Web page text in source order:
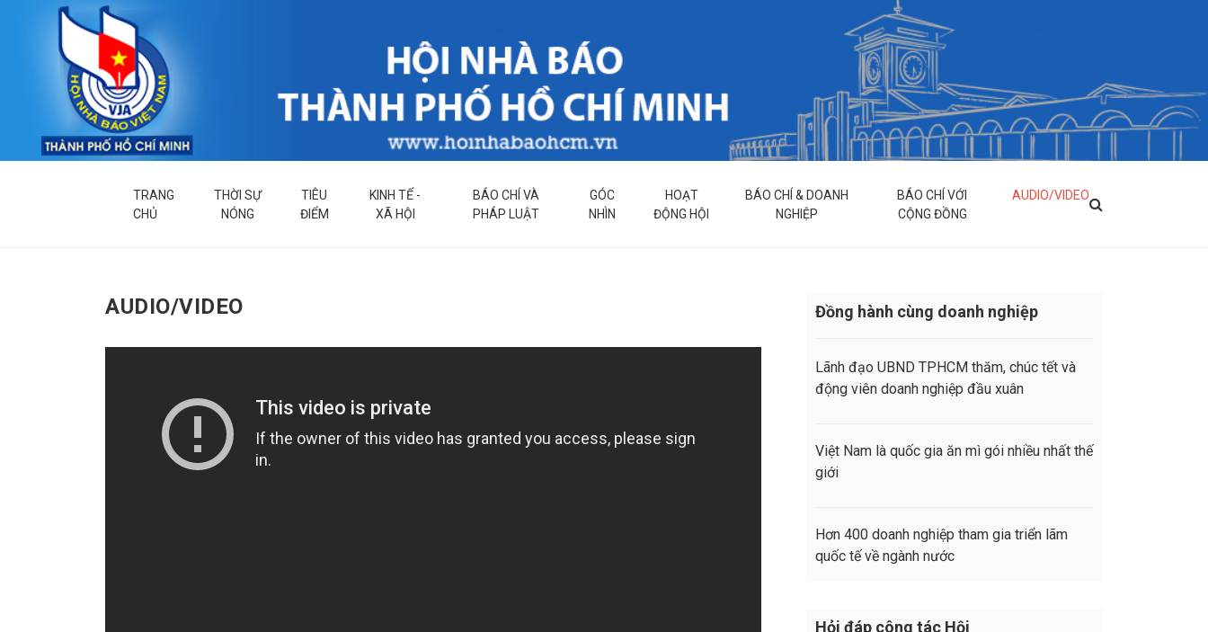
TRANG
CHỦ
THỜI SỰ
NÓNG
TIÊU
ĐIỂM
KINH TẾ -
XÃ HỘI
BÁO CHÍ VÀ
PHÁP LUẬT
GÓC
NHÌN
HOẠT
ĐỘNG HỘI
BÁO CHÍ & DOANH
NGHIỆP
BÁO CHÍ VỚI
CỘNG ĐỒNG
AUDIO/VIDEO
AUDIO/VIDEO Đồng hành cùng doanh nghiệp
Lãnh đạo UBND TPHCM thăm, chúc tết và
động viên doanh nghiệp đầu xuân
Việt Nam là quốc gia ăn mì gói nhiều nhất thế
giới
Hơn 400 doanh nghiệp tham gia triển lãm
quốc tế về ngành nước
Hỏi đáp công tác Hội